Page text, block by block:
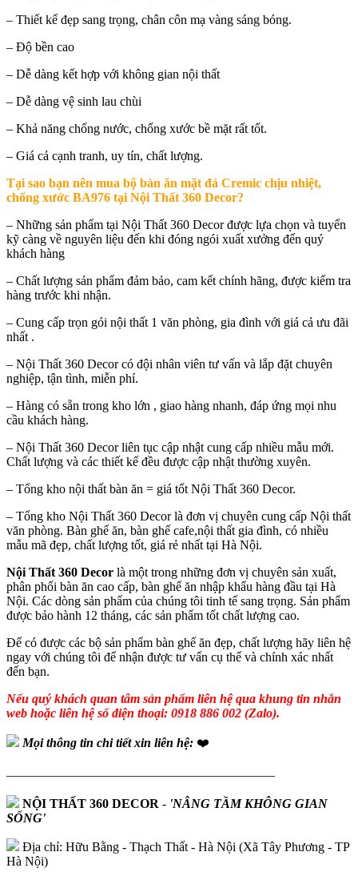
– Thiết kế đẹp sang trọng, chân côn mạ vàng sáng bóng.
– Độ bền cao
– Dễ dàng kết hợp với không gian nội thất
– Dễ dàng vệ sinh lau chùi
– Khả năng chống nước, chống xước bề mặt rất tốt.
– Giá cả cạnh tranh, uy tín, chất lượng.
Tại sao bạn nên mua bộ bàn ăn mặt đá Cremic chịu nhiệt,
chống xước BA976 tại Nội Thất 360 Decor?
– Những sản phẩm tại Nội Thất 360 Decor được lựa chọn và tuyển
kỹ càng về nguyên liệu đến khi đóng ngói xuất xưởng đến quý
khách hàng
– Chất lượng sản phẩm đảm bảo, cam kết chính hãng, được kiểm tra
hàng trước khi nhận.
– Cung cấp trọn gói nội thất 1 văn phòng, gia đình với giá cả ưu đãi
nhất .
– Nội Thất 360 Decor có đội nhân viên tư vấn và lắp đặt chuyên
nghiệp, tận tình, miễn phí.
– Hàng có sẵn trong kho lớn , giao hàng nhanh, đáp ứng mọi nhu
cầu khách hàng.
– Nội Thất 360 Decor liên tục cập nhật cung cấp nhiều mẫu mới.
Chất lượng và các thiết kế đều được cập nhật thường xuyên.
– Tổng kho nội thất bàn ăn = giá tốt Nội Thất 360 Decor.
– Tổng kho Nội Thất 360 Decor là đơn vị chuyên cung cấp Nội thất
văn phòng. Bàn ghế ăn, bàn ghế cafe,nội thất gia đình, có nhiều
mẫu mã đẹp, chất lượng tốt, giá rẻ nhất tại Hà Nội.
Nội Thất 360 Decor là một trong những đơn vị chuyên sản xuất,
phân phối bàn ăn cao cấp, bàn ghế ăn nhập khẩu hàng đầu tại Hà
Nội. Các dòng sản phẩm của chúng tôi tinh tế sang trọng. Sản phẩm
được bảo hành 12 tháng, các sản phẩm tốt chất lượng cao.
Để có được các bộ sản phẩm bàn ghế ăn đẹp, chất lượng hãy liên hệ
ngay với chúng tôi để nhận được tư vấn cụ thể và chính xác nhất
đến bạn.
Nếu quý khách quan tâm sản phẩm liên hệ qua khung tin nhắn
web hoặc liên hệ số điện thoại: 0918 886 002 (Zalo).
Mọi thông tin chi tiết xin liên hệ: ❤️
—————————————————————
NỘI THẤT 360 DECOR - 'NÂNG TẦM KHÔNG GIAN
SỐNG'
Địa chỉ: Hữu Bằng - Thạch Thất - Hà Nội (Xã Tây Phương - TP
Hà Nội)